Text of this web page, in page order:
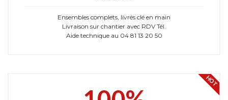
Ensembles complets, livrés clé en main
Livraison sur chantier avec RDV Tél.
Aide technique au 04 81 13 20 50
HOT